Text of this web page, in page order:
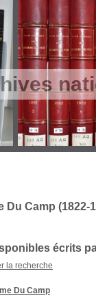
Du Camp (1822-
écrits
la recherche
Du Camp